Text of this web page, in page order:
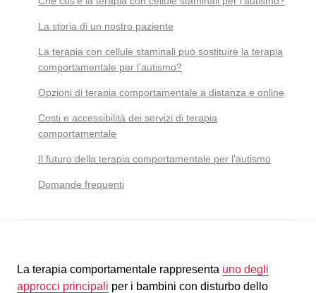
La terapia comportamentale rappresenta uno degli
approcci principali per i bambini con disturbo dello
La storia di un nostro paziente
La terapia con cellule staminali può sostituire la terapia
comportamentale per l’autismo?
Opzioni di terapia comportamentale a distanza e online
Costi e accessibilità dei servizi di terapia
comportamentale
Il futuro della terapia comportamentale per l’autismo
Domande frequenti